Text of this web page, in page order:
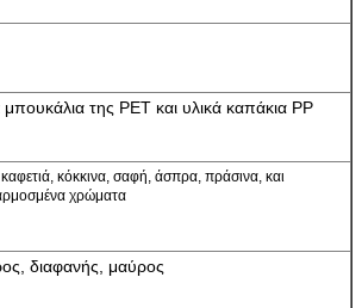
μπουκάλια της PET και υλικά καπάκια PP
κόκκινα, σαφή, άσπρα, πράσινα, και
χρώματα
διαφανής, μαύρος